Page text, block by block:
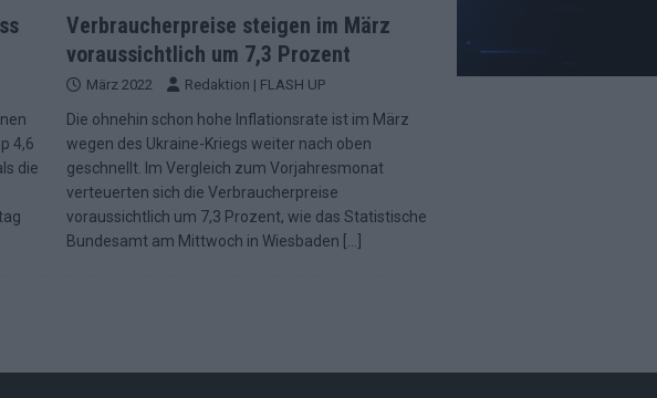
4,6
die
Verbraucherpreise steigen im März
voraussichtlich um 7,3 Prozent
März 2022 Redaktion | FLASH UP
Die ohnehin schon hohe Inflationsrate ist im März
wegen des Ukraine-Kriegs weiter nach oben
geschnellt. Im Vergleich zum Vorjahresmonat
verteuerten sich die Verbraucherpreise
voraussichtlich um 7,3 Prozent, wie das Statistische
Bundesamt am Mittwoch in Wiesbaden